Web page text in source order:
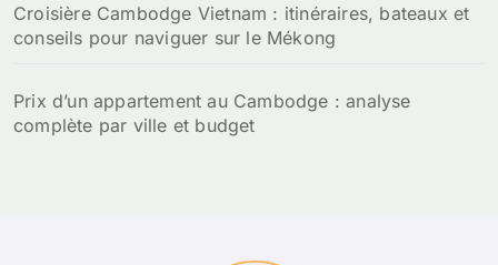
Croisière Cambodge Vietnam : itinéraires, bateaux et
conseils pour naviguer sur le Mékong
Prix d’un appartement au Cambodge : analyse
complète par ville et budget